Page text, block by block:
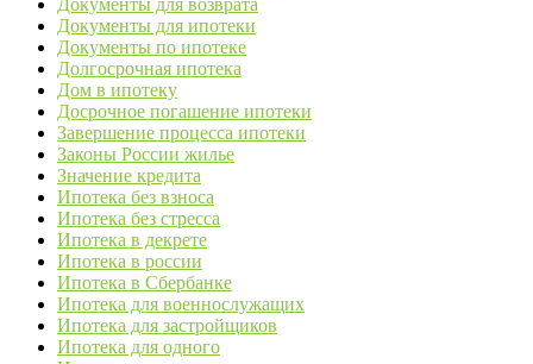
Документы для возврата
Документы для ипотеки
Документы по ипотеке
Долгосрочная ипотека
Дом в ипотеку
Досрочное погашение ипотеки
Завершение процесса ипотеки
Законы России жилье
Значение кредита
Ипотека без взноса
Ипотека без стресса
Ипотека в декрете
Ипотека в россии
Ипотека в Сбербанке
Ипотека для военнослужащих
Ипотека для застройщиков
Ипотека для одного